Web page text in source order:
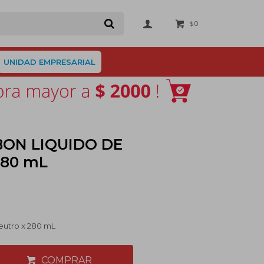
UNIDAD EMPRESARIAL
$0
LIQUIDO DE
mL
x 280 mL
COMPRAR